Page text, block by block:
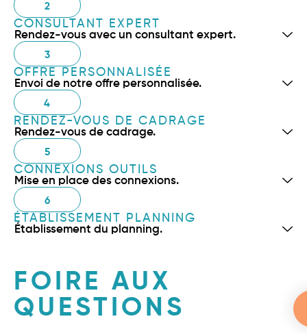
2
CONSULTANT EXPERT
Rendez-vous avec un consultant expert.
3
OFFRE PERSONNALISÉE
Envoi de notre offre personnalisée.
4
RENDEZ-VOUS DE CADRAGE
Rendez-vous de cadrage.
5
CONNEXIONS OUTILS
Mise en place des connexions.
6
ÉTABLISSEMENT PLANNING
Établissement du planning.
FOIRE AUX
QUESTIONS